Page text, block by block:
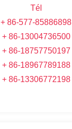
Tél
+ 86-577-85886898
+ 86-13004736500
+ 86-18757750197
+ 86-18967789188
+ 86-13306772198